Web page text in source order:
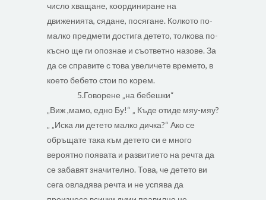
число хващане, координиране на
движенията, сядане, посягане. Колкото по-
малко предмети достига детето, толкова по-
късно ще ги опознае и съответно назове. За
да се справите с това увеличете времето, в
което бебето стои по корем.
5.Говорене „на бебешки“
„Виж ,мамо, едно Бу!“ „ Къде отиде мяу-мяу?
„ „Иска ли детето малко дичка?“ Ако се
обръщате така към детето си е много
вероятно появата и развитието на речта да
се забавят значително. Това, че детето ви
сега овладява речта и не успява да